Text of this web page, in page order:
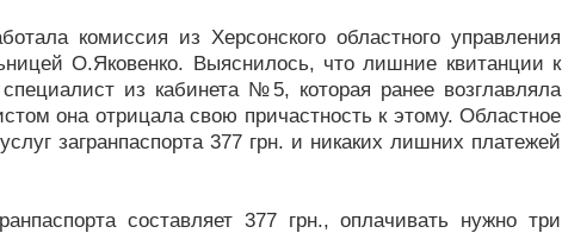
комиссия из Херсонского областного управления
О.Яковенко. Выяснилось, что лишние квитанции к
из кабинета №5, которая ранее возглавляла
она отрицала свою причастность к этому. Областное
загранпаспорта 377 грн. и никаких лишних платежей
составляет 377 грн., оплачивать нужно три